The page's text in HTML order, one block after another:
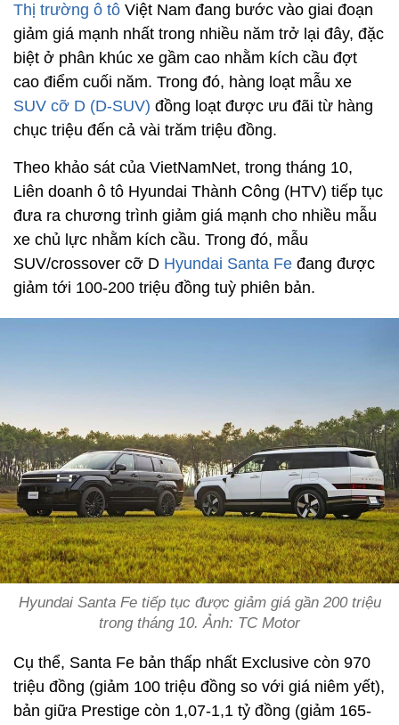
Thị trường ô tô Việt Nam đang bước vào giai đoạn
giảm giá mạnh nhất trong nhiều năm trở lại đây, đặc
biệt ở phân khúc xe gầm cao nhằm kích cầu đợt
cao điểm cuối năm. Trong đó, hàng loạt mẫu xe
SUV cỡ D (D-SUV) đồng loạt được ưu đãi từ hàng
chục triệu đến cả vài trăm triệu đồng.
Theo khảo sát của VietNamNet, trong tháng 10,
Liên doanh ô tô Hyundai Thành Công (HTV) tiếp tục
đưa ra chương trình giảm giá mạnh cho nhiều mẫu
xe chủ lực nhằm kích cầu. Trong đó, mẫu
SUV/crossover cỡ D Hyundai Santa Fe đang được
giảm tới 100-200 triệu đồng tuỳ phiên bản.
Hyundai Santa Fe tiếp tục được giảm giá gần 200 triệu
trong tháng 10. Ảnh: TC Motor
Cụ thể, Santa Fe bản thấp nhất Exclusive còn 970
triệu đồng (giảm 100 triệu đồng so với giá niêm yết),
bản giữa Prestige còn 1,07-1,1 tỷ đồng (giảm 165-